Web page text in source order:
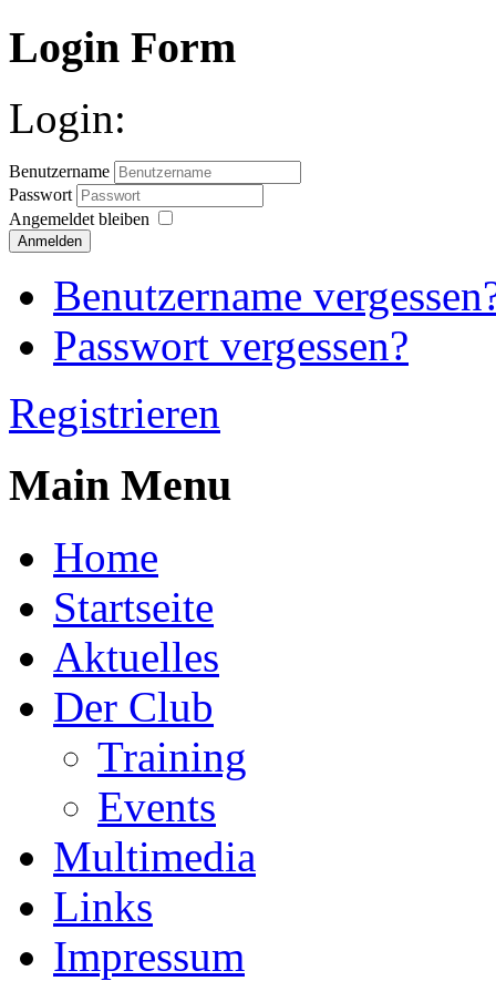
Login Form
Login:
Benutzername
Passwort
Angemeldet bleiben
Anmelden
Benutzername
Passwort vergessen?
Registrieren
Main Menu
Home
Startseite
Aktuelles
Der Club
Training
Events
Multimedia
Links
Impressum